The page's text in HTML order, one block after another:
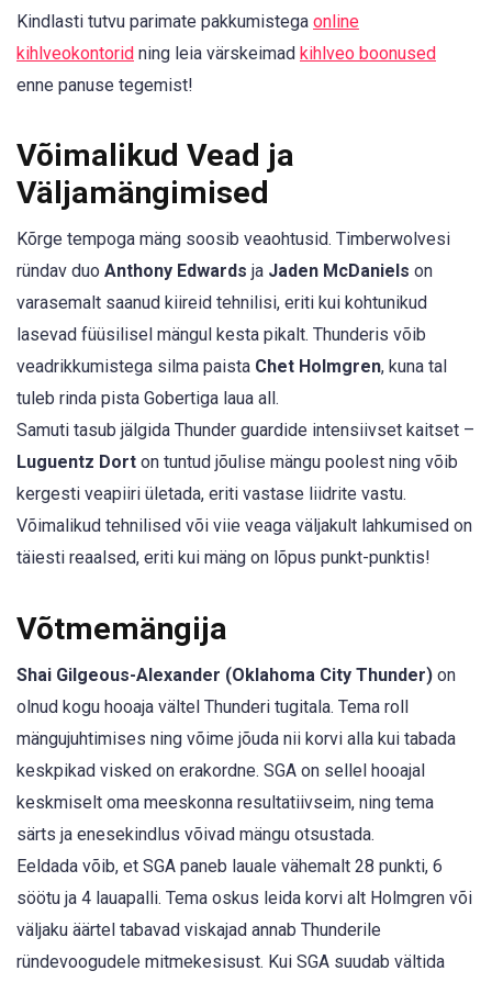
Kindlasti tutvu parimate pakkumistega online
kihlveokontorid ning leia värskeimad kihlveo boonused
enne panuse tegemist!
Võimalikud Vead ja
Väljamängimised
Kõrge tempoga mäng soosib veaohtusid. Timberwolvesi
ründav duo Anthony Edwards ja Jaden McDaniels on
varasemalt saanud kiireid tehnilisi, eriti kui kohtunikud
lasevad füüsilisel mängul kesta pikalt. Thunderis võib
veadrikkumistega silma paista Chet Holmgren, kuna tal
tuleb rinda pista Gobertiga laua all.
Samuti tasub jälgida Thunder guardide intensiivset kaitset –
Luguentz Dort on tuntud jõulise mängu poolest ning võib
kergesti veapiiri ületada, eriti vastase liidrite vastu.
Võimalikud tehnilised või viie veaga väljakult lahkumised on
täiesti reaalsed, eriti kui mäng on lõpus punkt-punktis!
Võtmemängija
Shai Gilgeous-Alexander (Oklahoma City Thunder) on
olnud kogu hooaja vältel Thunderi tugitala. Tema roll
mängujuhtimises ning võime jõuda nii korvi alla kui tabada
keskpikad visked on erakordne. SGA on sellel hooajal
keskmiselt oma meeskonna resultatiivseim, ning tema
särts ja enesekindlus võivad mängu otsustada.
Eeldada võib, et SGA paneb lauale vähemalt 28 punkti, 6
söötu ja 4 lauapalli. Tema oskus leida korvi alt Holmgren või
väljaku äärtel tabavad viskajad annab Thunderile
ründevoogudele mitmekesisust. Kui SGA suudab vältida